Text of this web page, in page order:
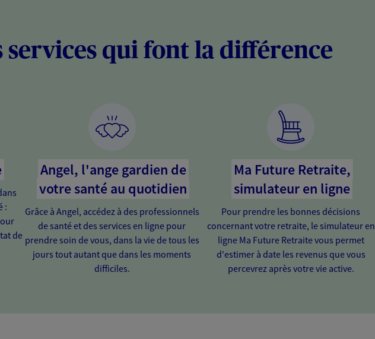
services qui font la différence
:
de
Angel, l'ange gardien de
votre santé au quotidien
Grâce à Angel, accédez à des professionnels
de santé et des services en ligne pour
prendre soin de vous, dans la vie de tous les
jours tout autant que dans les moments
difficiles.
Ma Future Retraite,
simulateur en ligne
Pour prendre les bonnes décisions
concernant votre retraite, le simulateur en
ligne Ma Future Retraite vous permet
d'estimer à date les revenus que vous
percevrez après votre vie active.